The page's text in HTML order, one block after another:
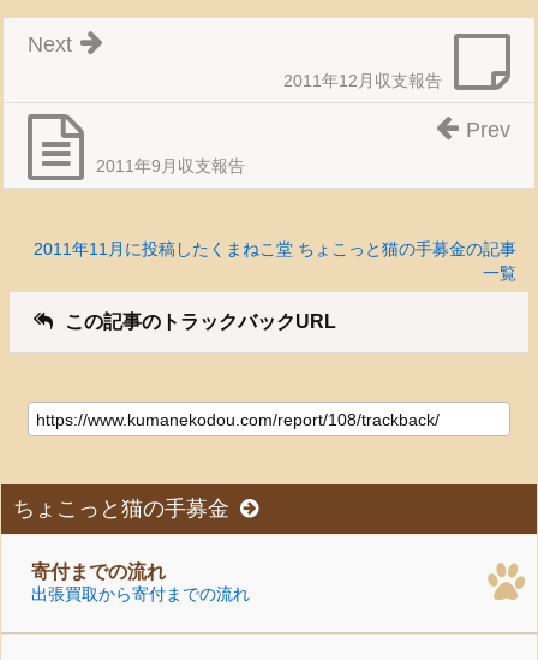
2011年12月収支報告
Next
2011年9月収支報告
Prev
2011年11月に投稿したくまねこ堂 ちょこっと猫の手募金の記事
一覧
この記事のトラックバックURL
ちょこっと猫の手募金
寄付までの流れ
出張買取から寄付までの流れ